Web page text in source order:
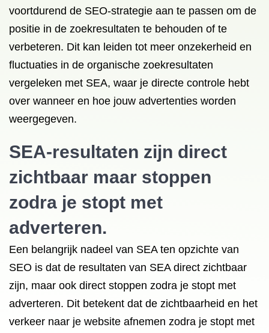
voortdurend de SEO-strategie aan te passen om de
positie in de zoekresultaten te behouden of te
verbeteren. Dit kan leiden tot meer onzekerheid en
fluctuaties in de organische zoekresultaten
vergeleken met SEA, waar je directe controle hebt
over wanneer en hoe jouw advertenties worden
weergegeven.
SEA-resultaten zijn direct
zichtbaar maar stoppen
zodra je stopt met
adverteren.
Een belangrijk nadeel van SEA ten opzichte van
SEO is dat de resultaten van SEA direct zichtbaar
zijn, maar ook direct stoppen zodra je stopt met
adverteren. Dit betekent dat de zichtbaarheid en het
verkeer naar je website afnemen zodra je stopt met